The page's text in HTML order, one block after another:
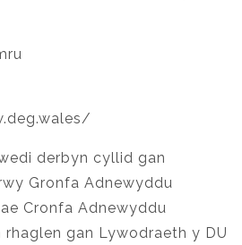
derbyn cyllid gan
Gronfa Adnewyddu
Cronfa Adnewyddu
rhaglen gan Lywodraeth y DU